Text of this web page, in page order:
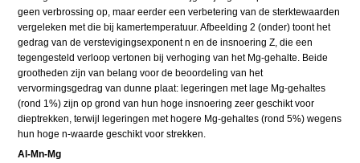
geen verbrossing op, maar eerder een verbetering van de sterktewaarden
vergeleken met die bij kamertemperatuur. Afbeelding 2 (onder) toont het
gedrag van de verstevigingsexponent n en de insnoering Z, die een
tegengesteld verloop vertonen bij verhoging van het Mg-gehalte. Beide
grootheden zijn van belang voor de beoordeling van het
vervormingsgedrag van dunne plaat: legeringen met lage Mg-gehaltes
(rond 1%) zijn op grond van hun hoge insnoering zeer geschikt voor
dieptrekken, terwijl legeringen met hogere Mg-gehaltes (rond 5%) wegens
hun hoge n-waarde geschikt voor strekken.
Al-Mn-Mg